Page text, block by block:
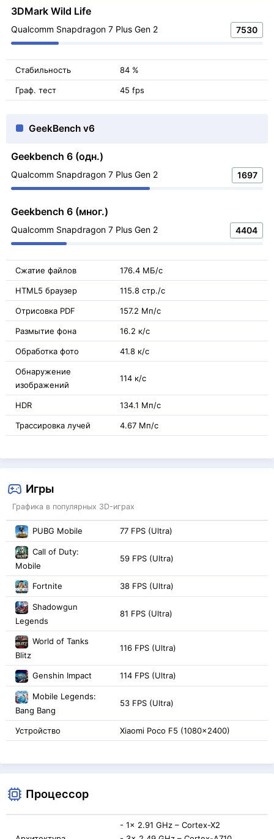
3DMark Wild Life
Qualcomm Snapdragon 7 Plus Gen 2 7530
Стабильность 84 %
Граф. тест 45 fps
GeekBench v6
Geekbench 6 (одн.)
Qualcomm Snapdragon 7 Plus Gen 2 1697
Geekbench 6 (мног.)
Qualcomm Snapdragon 7 Plus Gen 2 4404
Сжатие файлов 176.4 МБ/с
HTML5 браузер 115.8 стр./с
Отрисовка PDF 157.2 Мп/с
Размытие фона 16.2 к/с
Обработка фото 41.8 к/с
Обнаружение
изображений
114 к/с
HDR 134.1 Мп/с
Трассировка лучей 4.67 Мп/с
Игры
Графика в популярных 3D-играх
PUBG Mobile 77 FPS (Ultra)
Call of Duty:
Mobile
59 FPS (Ultra)
Fortnite 38 FPS (Ultra)
Shadowgun
Legends
81 FPS (Ultra)
World of Tanks
Blitz
116 FPS (Ultra)
Genshin Impact 114 FPS (Ultra)
Mobile Legends:
Bang Bang
53 FPS (Ultra)
Устройство Xiaomi Poco F5 (1080x2400)
Процессор
- 1x 2.91 GHz – Cortex-X2